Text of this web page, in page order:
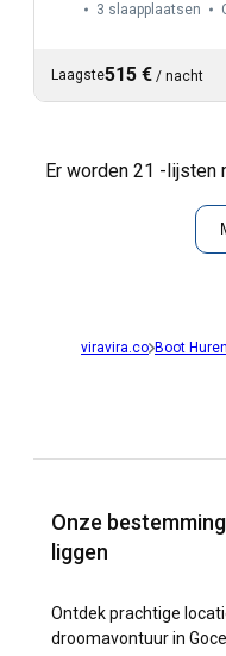
3 slaapplaatsen
Laagste515 € / nacht
Er worden 21 -
viravira.co Boot Huren
Onze
liggen
Ontdek prachtige
droomavontuur in